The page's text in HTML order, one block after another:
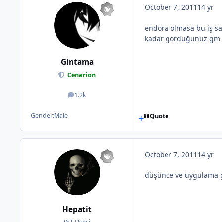
Gintama
Cenarion
1.2k
posts
Gender:Male
October 7, 2011 14 yr
endora olmasa bu iş
kadar gorduğunuz gm
Quote
Hepatit
October 7, 2011 14 yr
düşünce ve uygulama